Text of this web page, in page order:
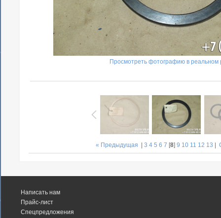
Просмотреть фотографию в реальном
« Предыдущая 3 4 5 6 7 [8] 9 10 11 12 13
Написать нам
Прайс-лист
Спецпредложения